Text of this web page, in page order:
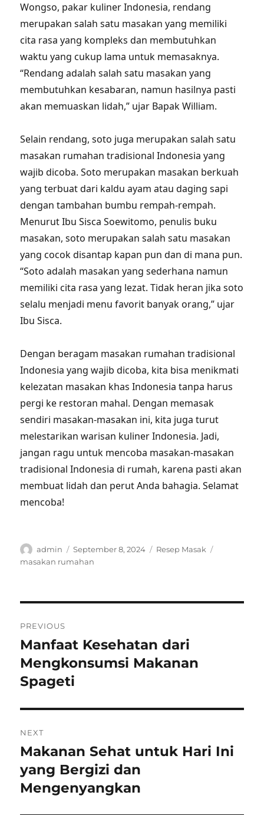
Wongso, pakar kuliner Indonesia, rendang
merupakan salah satu masakan yang memiliki
cita rasa yang kompleks dan membutuhkan
waktu yang cukup lama untuk memasaknya.
“Rendang adalah salah satu masakan yang
membutuhkan kesabaran, namun hasilnya pasti
akan memuaskan lidah,” ujar Bapak William.
Selain rendang, soto juga merupakan salah satu
masakan rumahan tradisional Indonesia yang
wajib dicoba. Soto merupakan masakan berkuah
yang terbuat dari kaldu ayam atau daging sapi
dengan tambahan bumbu rempah-rempah.
Menurut Ibu Sisca Soewitomo, penulis buku
masakan, soto merupakan salah satu masakan
yang cocok disantap kapan pun dan di mana pun.
“Soto adalah masakan yang sederhana namun
memiliki cita rasa yang lezat. Tidak heran jika soto
selalu menjadi menu favorit banyak orang,” ujar
Ibu Sisca.
Dengan beragam masakan rumahan tradisional
Indonesia yang wajib dicoba, kita bisa menikmati
kelezatan masakan khas Indonesia tanpa harus
pergi ke restoran mahal. Dengan memasak
sendiri masakan-masakan ini, kita juga turut
melestarikan warisan kuliner Indonesia. Jadi,
jangan ragu untuk mencoba masakan-masakan
tradisional Indonesia di rumah, karena pasti akan
membuat lidah dan perut Anda bahagia. Selamat
mencoba!
Author
admin
Posted
on
September 8, 2024 Categories
Resep Masak
masakan rumahan
navigation
PREVIOUS
Previous
post:
Manfaat Kesehatan dari
Mengkonsumsi Makanan
Spageti
NEXT
Next
post:
Makanan Sehat untuk Hari Ini
yang Bergizi dan
Mengenyangkan